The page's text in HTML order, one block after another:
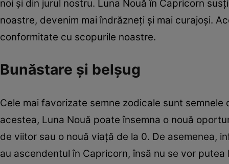
noi şi din jurul nostru. Luna Nouă în Capricorn
noastre, devenim mai îndrăzneţi şi mai curajoşi.
conformitate cu scopurile noastre.
Bunăstare şi belşug
Cele mai favorizate semne zodicale sunt
acestea, Luna Nouă poate însemna o nouă
de viitor sau o nouă viaţă de la 0. De asemenea,
au ascendentul în Capricorn, însă nu se vor